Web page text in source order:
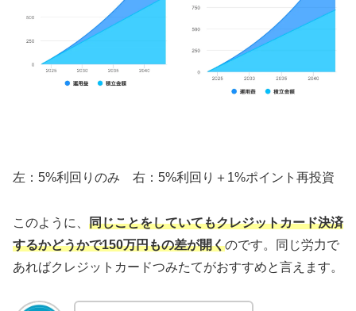
左：5%利回りのみ 右：5%利回り＋1%ポイント再投資
このように、 同じことをしていてもクレジットカード決済
するかどうかで150万円もの差が開くのです。同じ労力で
あればクレジットカードつみたてがおすすめと言えます。